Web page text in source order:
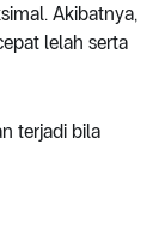
Akibatnya,
lelah serta
terjadi bila